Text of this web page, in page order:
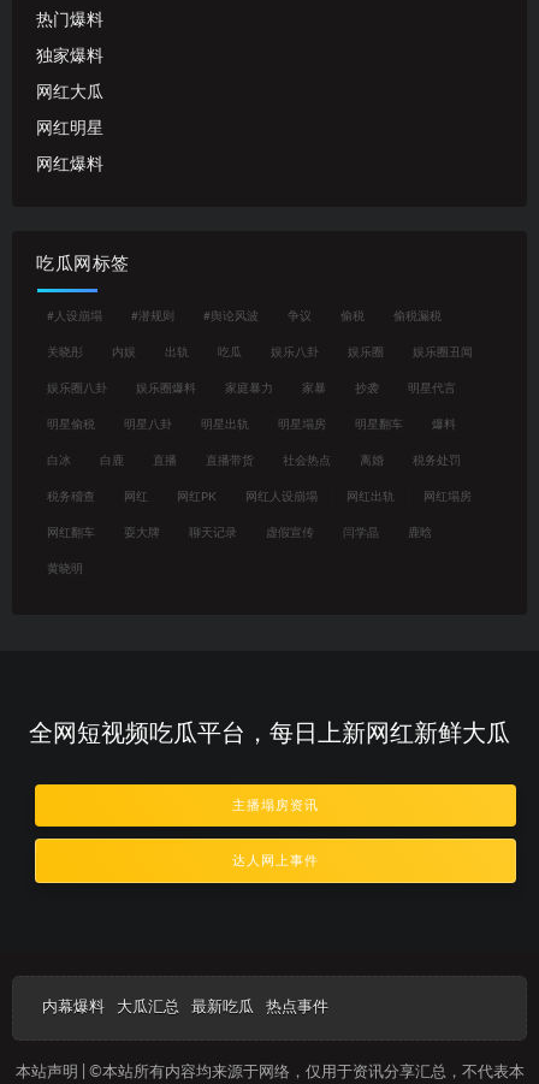
热门爆料
独家爆料
网红大瓜
网红明星
网红爆料
吃瓜网标签
#人设崩塌 #潜规则 #舆论风波 争议 偷税 偷税漏税
关晓彤 内娱 出轨 吃瓜 娱乐八卦 娱乐圈 娱乐圈丑闻
娱乐圈八卦 娱乐圈爆料 家庭暴力 家暴 抄袭 明星代言
明星偷税 明星八卦 明星出轨 明星塌房 明星翻车 爆料
白冰 白鹿 直播 直播带货 社会热点 离婚 税务处罚
税务稽查 网红 网红PK 网红人设崩塌 网红出轨 网红塌房
网红翻车 耍大牌 聊天记录 虚假宣传 闫学晶 鹿晗
黄晓明
全网短视频吃瓜平台，每日上新网红新鲜大瓜
主播塌房资讯
达人网上事件
内幕爆料 大瓜汇总 最新吃瓜 热点事件
本站声明 | ©本站所有内容均来源于网络，仅用于资讯分享汇总，不代表本